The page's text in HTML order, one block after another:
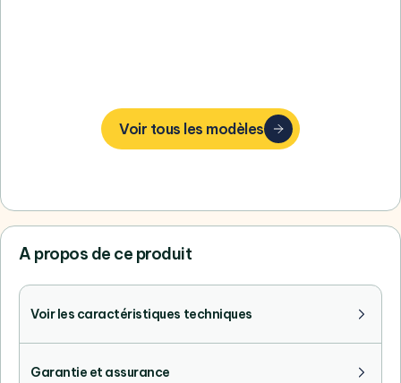
Voir tous les modèles
A propos de ce produit
Voir les caractéristiques techniques
Garantie et assurance